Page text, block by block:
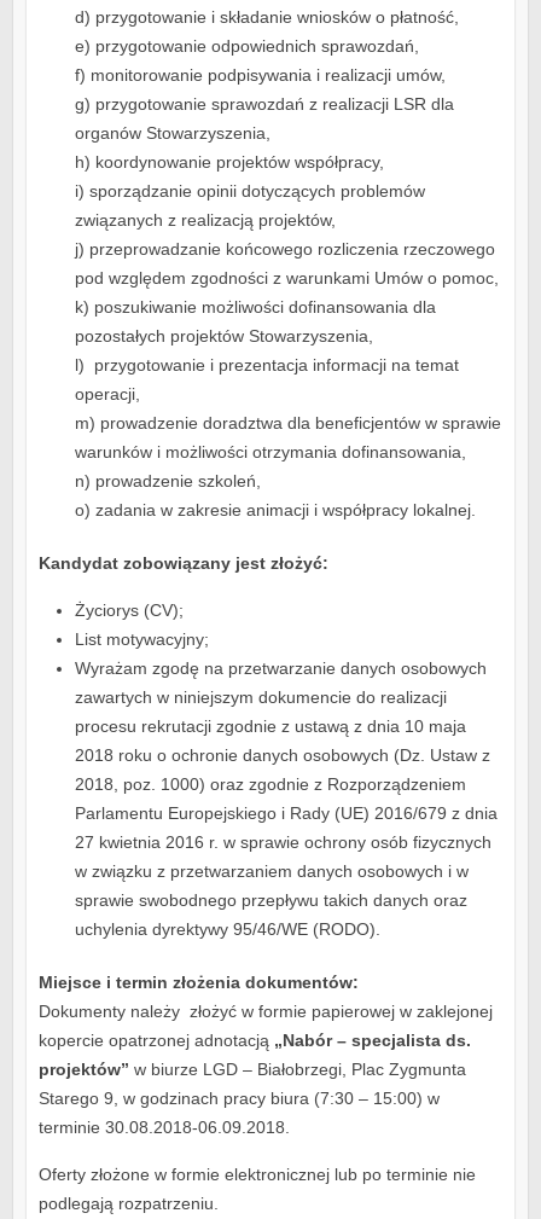
d) przygotowanie i składanie wniosków o płatność,
e) przygotowanie odpowiednich sprawozdań,
f) monitorowanie podpisywania i realizacji umów,
g) przygotowanie sprawozdań z realizacji LSR dla
organów Stowarzyszenia,
h) koordynowanie projektów współpracy,
i) sporządzanie opinii dotyczących problemów
związanych z realizacją projektów,
j) przeprowadzanie końcowego rozliczenia rzeczowego
pod względem zgodności z warunkami Umów o pomoc,
k) poszukiwanie możliwości dofinansowania dla
pozostałych projektów Stowarzyszenia,
l) przygotowanie i prezentacja informacji na temat
operacji,
m) prowadzenie doradztwa dla beneficjentów w sprawie
warunków i możliwości otrzymania dofinansowania,
n) prowadzenie szkoleń,
o) zadania w zakresie animacji i współpracy lokalnej.
Kandydat zobowiązany jest złożyć:
Życiorys (CV);
List motywacyjny;
Wyrażam zgodę na przetwarzanie danych osobowych
zawartych w niniejszym dokumencie do realizacji
procesu rekrutacji zgodnie z ustawą z dnia 10 maja
2018 roku o ochronie danych osobowych (Dz. Ustaw z
2018, poz. 1000) oraz zgodnie z Rozporządzeniem
Parlamentu Europejskiego i Rady (UE) 2016/679 z dnia
27 kwietnia 2016 r. w sprawie ochrony osób fizycznych
w związku z przetwarzaniem danych osobowych i w
sprawie swobodnego przepływu takich danych oraz
uchylenia dyrektywy 95/46/WE (RODO).
Miejsce i termin złożenia dokumentów:
Dokumenty należy złożyć w formie papierowej w zaklejonej
kopercie opatrzonej adnotacją „Nabór – specjalista ds.
projektów” w biurze LGD – Białobrzegi, Plac Zygmunta
Starego 9, w godzinach pracy biura (7:30 – 15:00) w
terminie 30.08.2018-06.09.2018.
Oferty złożone w formie elektronicznej lub po terminie nie
podlegają rozpatrzeniu.